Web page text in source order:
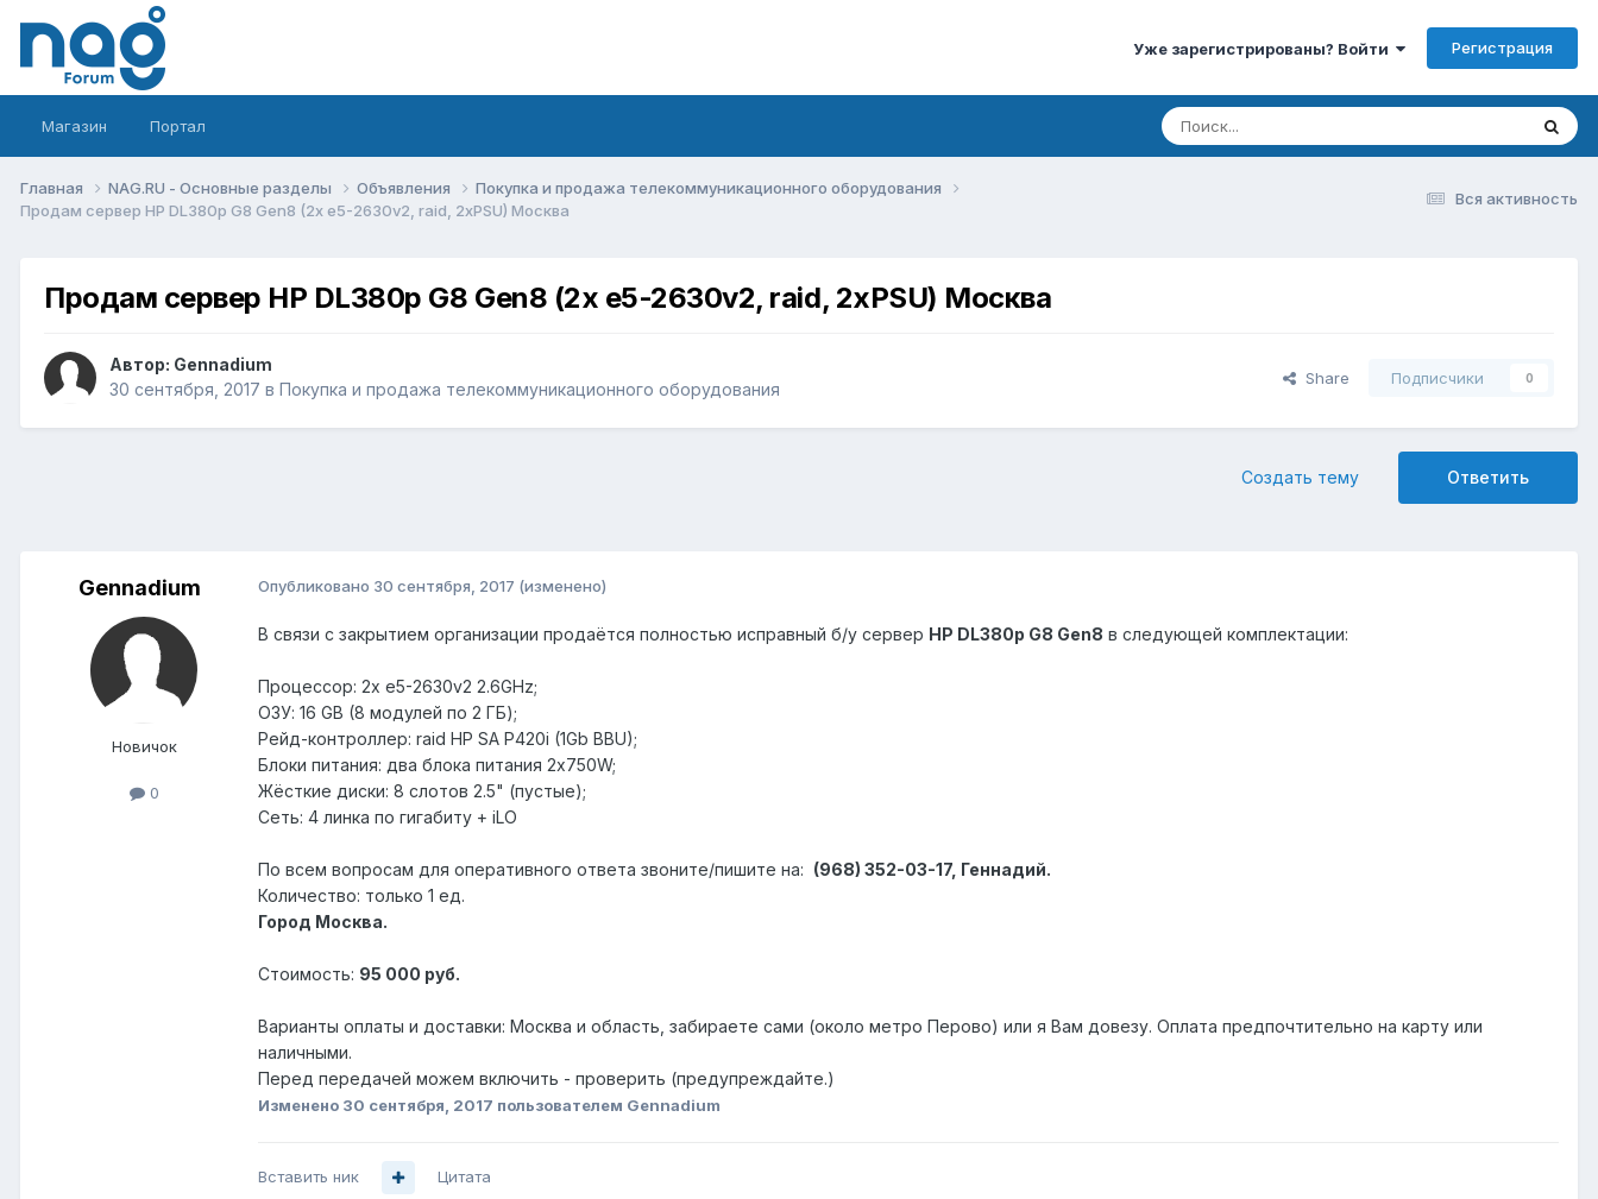
Уже зарегистрированы? Войти Регистрация
Магазин Портал
Вся активность
Главная NAG.RU - Основные разделы Объявления
Покупка и продажа телекоммуникационного оборудования
Продам сервер HP DL380p G8 Gen8 (2х e5-2630v2, raid, 2xPSU) Москва
Продам сервер HP DL380p G8 Gen8 (2х e5-2630v2, raid, 2xPSU) Москва
Автор: Gennadium
30 сентября, 2017 в Покупка и продажа телекоммуникационного оборудования
Share Подписчики 0
Ответить
Создать тему
Gennadium
Новичок
0
Опубликовано 30 сентября, 2017 (изменено)
В связи с закрытием организации продаётся полностью исправный б/у сервер HP DL380p G8 Gen8 в следующей комплектации:
Процессор: 2х e5-2630v2 2.6GHz;
ОЗУ: 16 GB (8 модулей по 2 ГБ);
Рейд-контроллер: raid HP SA P420i (1Gb BBU);
Блоки питания: два блока питания 2x750W;
Жёсткие диски: 8 слотов 2.5" (пустые);
Сеть: 4 линка по гигабиту + iLO
По всем вопросам для оперативного ответа звоните/пишите на: (968) 352-03-17, Геннадий.
Количество: только 1 ед.
Город Москва.
Стоимость: 95 000 руб.
Варианты оплаты и доставки: Москва и область, забираете сами (около метро Перово) или я Вам довезу. Оплата предпочтительно на карту или
наличными.
Перед передачей можем включить - проверить (предупреждайте.)
Изменено 30 сентября, 2017 пользователем Gennadium
Вставить ник Цитата